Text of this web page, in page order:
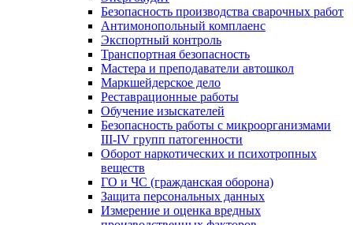
Безопасность производства сварочных работ
Антимонопольный комплаенс
Экспортный контроль
Транспортная безопасность
Мастера и преподаватели автошкол
Маркшейдерское дело
Реставрационные работы
Обучение изыскателей
Безопасность работы с микроорганизмами
III-IV групп патогенности
Оборот наркотических и психотропных
веществ
ГО и ЧС (гражданская оборона)
Защита персональных данных
Измерение и оценка вредных